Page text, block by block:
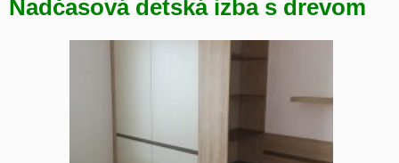
Nadčasová detská izba s drevom